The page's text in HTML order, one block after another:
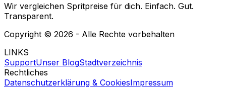
Wir vergleichen Spritpreise für dich. Einfach. Gut.
Transparent.
Copyright © 2026 - Alle Rechte vorbehalten
LINKS
SupportUnser BlogStadtverzeichnis
Rechtliches
Datenschutzerklärung & CookiesImpressum